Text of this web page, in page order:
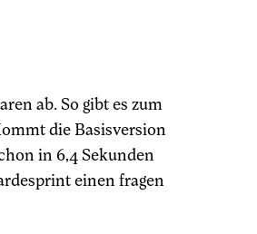
ab. So gibt es zum
die Basisversion
in 6,4 Sekunden
einen fragen